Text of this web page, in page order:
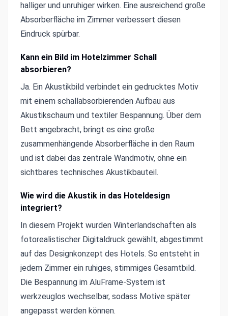
halliger und unruhiger wirken. Eine ausreichend große
Absorberfläche im Zimmer verbessert diesen
Eindruck spürbar.
Kann ein Bild im Hotelzimmer Schall
absorbieren?
Ja. Ein Akustikbild verbindet ein gedrucktes Motiv
mit einem schallabsorbierenden Aufbau aus
Akustikschaum und textiler Bespannung. Über dem
Bett angebracht, bringt es eine große
zusammenhängende Absorberfläche in den Raum
und ist dabei das zentrale Wandmotiv, ohne ein
sichtbares technisches Akustikbauteil.
Wie wird die Akustik in das Hoteldesign
integriert?
In diesem Projekt wurden Winterlandschaften als
fotorealistischer Digitaldruck gewählt, abgestimmt
auf das Designkonzept des Hotels. So entsteht in
jedem Zimmer ein ruhiges, stimmiges Gesamtbild.
Die Bespannung im AluFrame-System ist
werkzeuglos wechselbar, sodass Motive später
angepasst werden können.